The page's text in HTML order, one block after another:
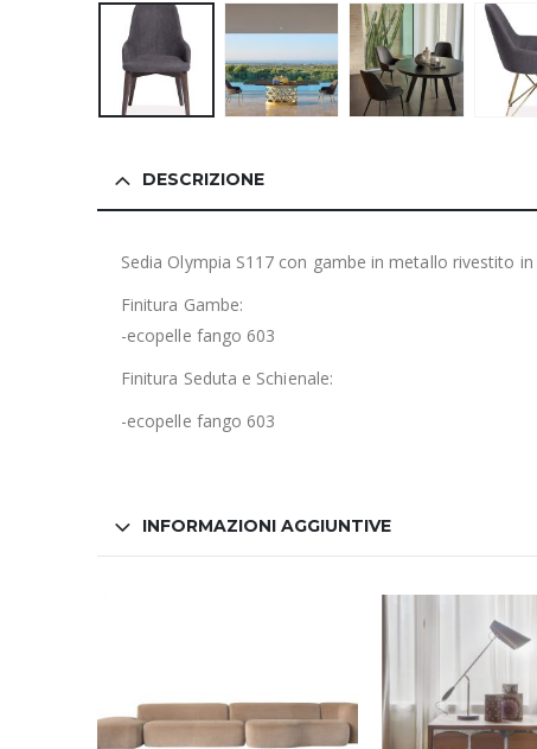
DESCRIZIONE
Sedia Olympia S117 con gambe in metallo rivestito
Finitura Gambe:
-ecopelle
Finitura Seduta e Schienale:
-ecopelle
INFORMAZIONI AGGIUNTIVE